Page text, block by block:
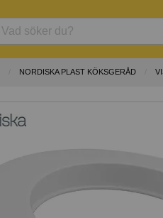
NORDISKA PLAST KÖKSGERÅD